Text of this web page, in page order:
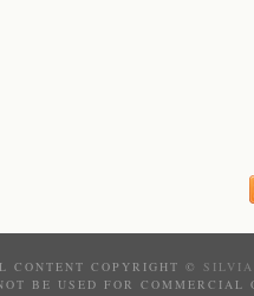
CONTENT COPYRIGHT ©
BE USED FOR COMMERCIAL